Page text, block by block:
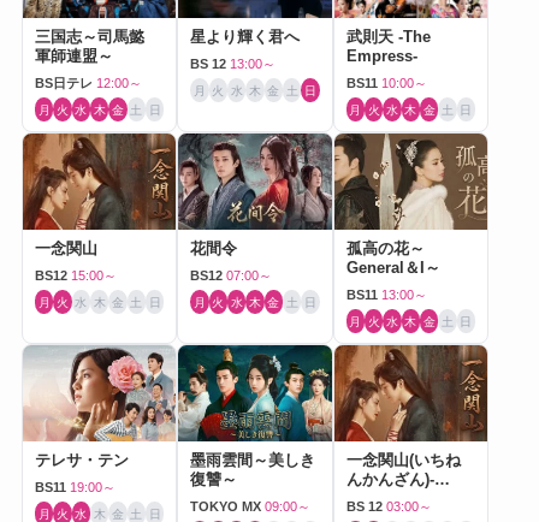
三国志～司馬懿
軍師連盟～
BS日テレ 12:00～
月 火 水 木 金 土 日
星より輝く君へ
BS 12 13:00～
月 火 水 木 金 土 日
武則天 -The
Empress-
BS11 10:00～
月 火 水 木 金 土 日
一念関山
BS12 15:00～
月 火 水 木 金 土 日
花間令
BS12 07:00～
月 火 水 木 金 土 日
孤高の花～
General＆I～
BS11 13:00～
月 火 水 木 金 土 日
テレサ・テン
BS11 19:00～
月 火 水 木 金 土 日
墨雨雲間～美しき
復讐～
TOKYO MX 09:00～
一念関山(いちね
んかんざん)-
Journey to Love-
BS 12 03:00～